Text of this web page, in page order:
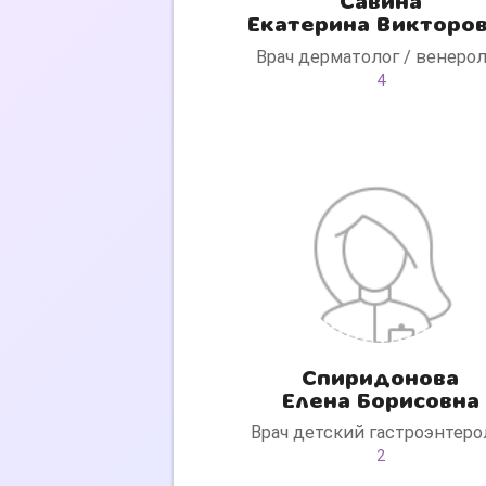
Екатерина
Врач дерматолог /
4
Спиридонова
Елена Борисовна
Врач детский
2